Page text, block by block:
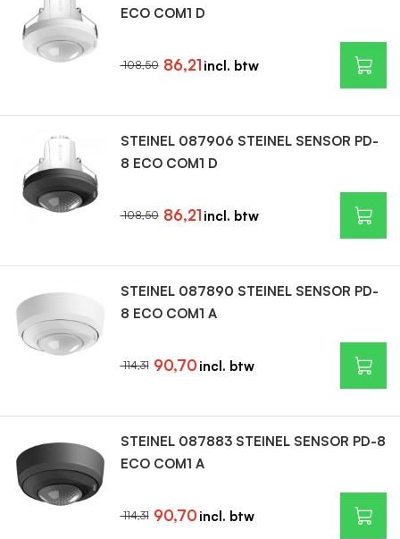
ECO COM1 D
86,21
108,50
STEINEL 087906 STEINEL SENSOR PD-
8 ECO COM1 D
86,21
108,50
STEINEL 087890 STEINEL SENSOR PD-
8 ECO COM1 A
90,70
114,31
STEINEL 087883 STEINEL SENSOR PD-8
ECO COM1 A
90,70
114,31